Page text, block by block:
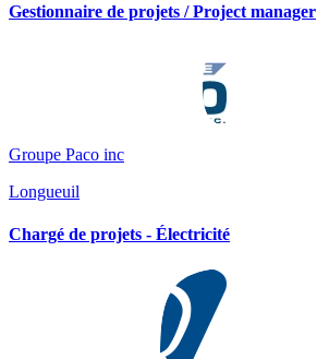
Gestionnaire de projets / Project manager
Groupe Paco inc
Longueuil
Chargé de projets - Électricité